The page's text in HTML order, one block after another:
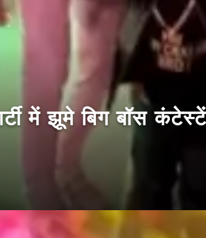
में झूमे बिग बॉस